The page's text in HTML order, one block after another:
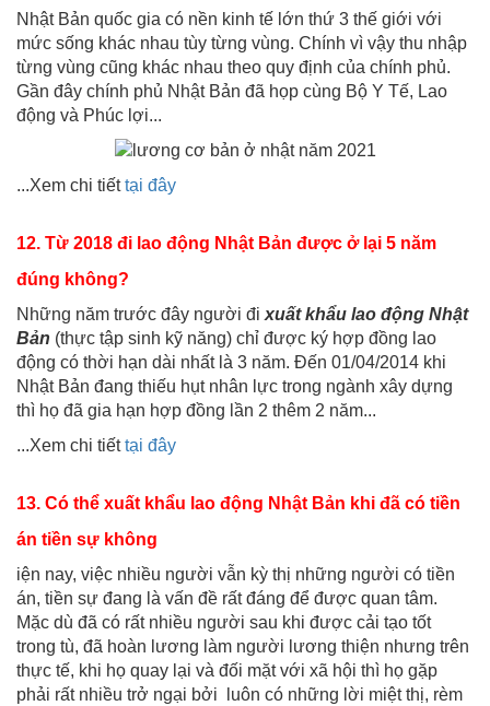
Nhật Bản quốc gia có nền kinh tế lớn thứ 3 thế giới với
mức sống khác nhau tùy từng vùng. Chính vì vậy thu nhập
từng vùng cũng khác nhau theo quy định của chính phủ.
Gần đây chính phủ Nhật Bản đã họp cùng Bộ Y Tế, Lao
động và Phúc lợi...
...Xem chi tiếttại đây
12. Từ 2018 đi lao động Nhật Bản được ở lại 5 năm
đúng không?
Những năm trước đây người đixuất khẩu lao động Nhật
Bản (thực tập sinh kỹ năng) chỉ được ký hợp đồng lao
động có thời hạn dài nhất là 3 năm. Đến 01/04/2014 khi
Nhật Bản đang thiếu hụt nhân lực trong ngành xây dựng
thì họ đã gia hạn hợp đồng lần 2 thêm 2 năm...
...Xem chi tiếttại đây
13. Có thể xuất khẩu lao động Nhật Bản khi đã có tiền
án tiền sự không
iện nay, việc nhiều người vẫn kỳ thị những người có tiền
án, tiền sự đang là vấn đề rất đáng để được quan tâm.
Mặc dù đã có rất nhiều người sau khi được cải tạo tốt
trong tù, đã hoàn lương làm người lương thiện nhưng trên
thực tế, khi họ quay lại và đối mặt với xã hội thì họ gặp
phải rất nhiều trở ngại bởi luôn có những lời miệt thị, rèm